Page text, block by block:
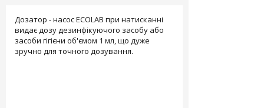
Дозатор - насос ECOLAB при натисканні
видає дозу дезинфікуючого засобу або
засоби гігієни об'ємом 1 мл, що дуже
зручно для точного дозування.